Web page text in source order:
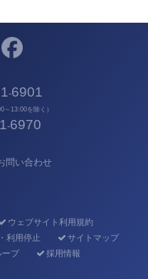
-6901
～13:00を除く）
-6970
問い合わせ
ウェブサイト利用規約
利用停止
サイトマップ
ープ 採用情報